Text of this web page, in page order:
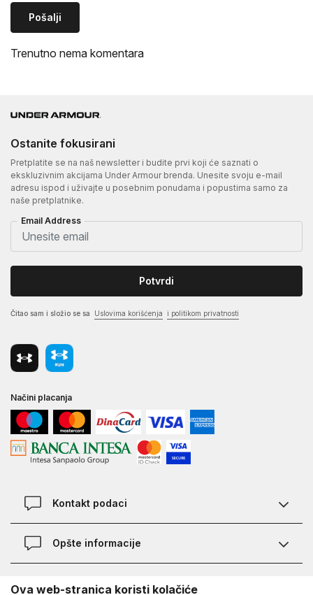
Pošalji
Trenutno nema komentara
Ostanite fokusirani
Pretplatite se na naš newsletter i budite prvi koji će saznati o
ekskluzivnim akcijama Under Armour brenda. Unesite svoju e-mail
adresu ispod i uživajte u posebnim ponudama i popustima samo za
naše pretplatnike.
Email Address
Potvrdi
Čitao sam i složio se sa Uslovima korišćenja i politikom privatnosti
Načini placanja
Kontakt podaci
Chat
Opšte informacije
O Under Armour-u
Ova web-stranica koristi kolačiće